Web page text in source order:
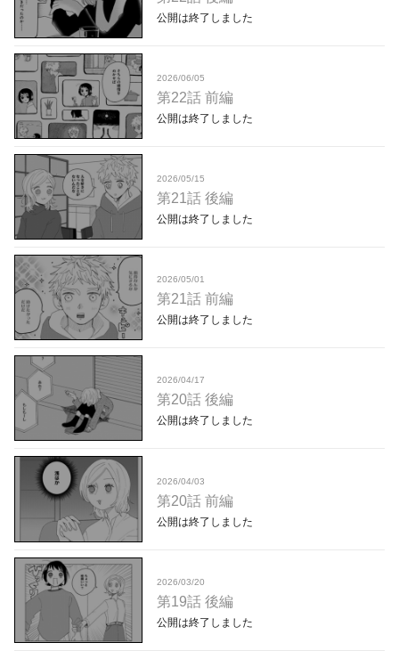
公開は終了しました
2026/06/05
第22話 前編
公開は終了しました
2026/05/15
第21話 後編
公開は終了しました
2026/05/01
第21話 前編
公開は終了しました
2026/04/17
第20話 後編
公開は終了しました
2026/04/03
第20話 前編
公開は終了しました
2026/03/20
第19話 後編
公開は終了しました